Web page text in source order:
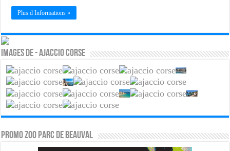
Plus d Informations »
Images de - Ajaccio Corse
PROMO ZOO PARC DE BEAUVAL